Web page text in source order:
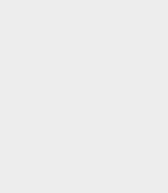
von einer anderen Partei verkauft wird, wende dich